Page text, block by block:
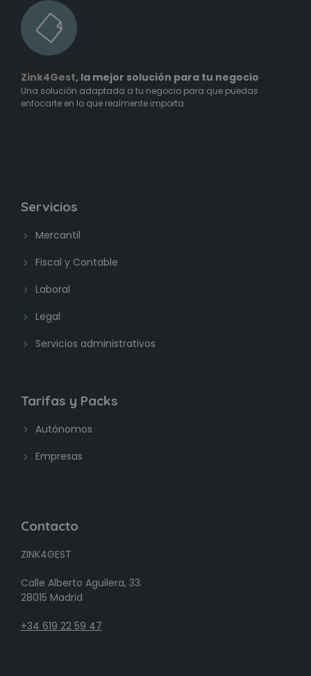
Zink4Gest, la mejor solución para tu negocio
Una solución adaptada a tu negocio para que puedas
enfocarte en lo que realmente importa.
Servicios
Mercantil
Fiscal y Contable
Laboral
Legal
Servicios administrativos
Tarifas y Packs
Autónomos
Empresas
Contacto
ZINK4GEST
Calle Alberto Aguilera, 33.
28015 Madrid
+34 619 22 59 47